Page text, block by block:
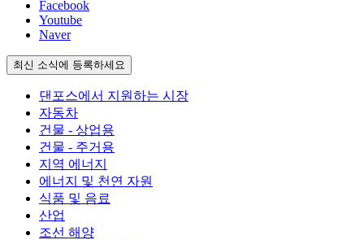
Facebook
Youtube
Naver
최신 소식에 등록하세요
댄포스에서 지원하는 시장
자동차
건물 - 상업용
건물 - 주거용
지역 에너지
에너지 및 천연 자원
식품 및 음료
산업
조선 해양